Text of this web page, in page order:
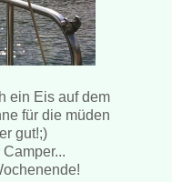
ein Eis auf dem
für die müden
gut!;)